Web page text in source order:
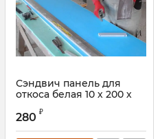
Сэндвич панель для
откоса белая 10 х 200 х
280 ₽